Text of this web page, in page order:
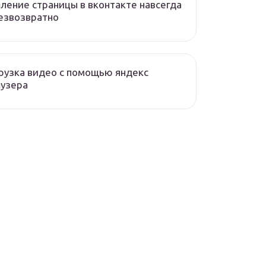
страницы в вконтакте навсегда
видео с помощью яндекс